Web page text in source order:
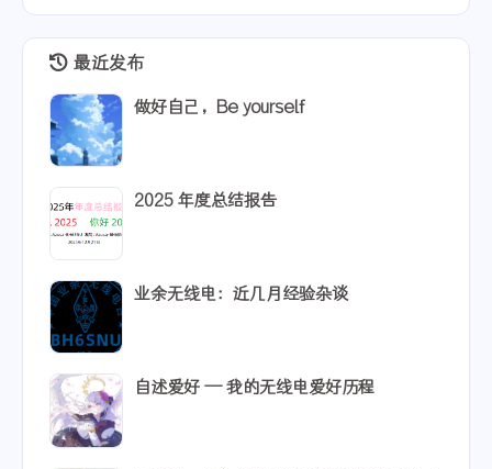
最近发布
做好自己，Be yourself
2025 年度总结报告
业余无线电：近几月经验杂谈
自述爱好 -- 我的无线电爱好历程